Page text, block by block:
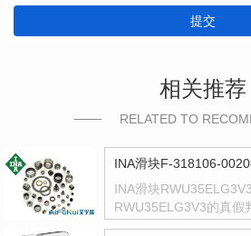
提交
相关推荐
RELATED TO
INA滑块
RWU35ELG3V3的真假